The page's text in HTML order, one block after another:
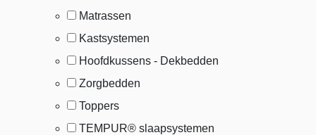
Matrassen
Kastsystemen
Hoofdkussens - Dekbedden
Zorgbedden
Toppers
TEMPUR® slaapsystemen